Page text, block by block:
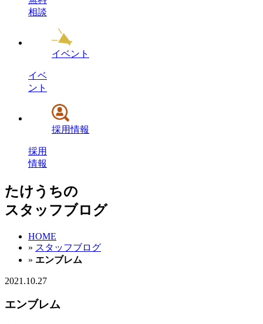
相談
イベント
イベ
ント
採用情報
採用
情報
たけうちの
スタッフブログ
HOME
» スタッフブログ
» エンブレム
2021.10.27
エンブレム